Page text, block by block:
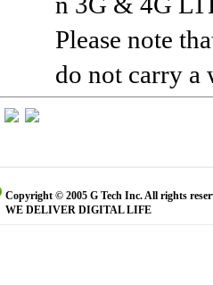
Please note
do not carry a
Copyright © 2005 G Tech Inc. All rights
WE DELIVER DIGITAL LIFE